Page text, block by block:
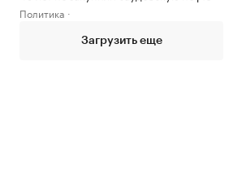
Политика
Загрузить еще